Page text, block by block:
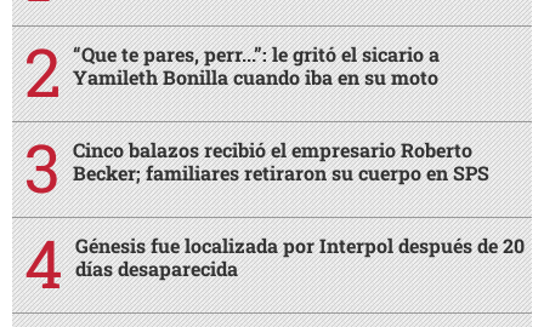
“Que te pares, perr...”: le gritó el sicario a
Yamileth Bonilla cuando iba en su moto
Cinco balazos recibió el empresario Roberto
Becker; familiares retiraron su cuerpo en SPS
Génesis fue localizada por Interpol después de 20
días desaparecida